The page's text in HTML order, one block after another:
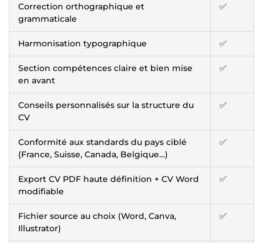
Correction orthographique et
grammaticale
✅
Harmonisation typographique ✅
Section compétences claire et bien mise
en avant
✅
Conseils personnalisés sur la structure du
CV
✅
Conformité aux standards du pays ciblé
(France, Suisse, Canada, Belgique…)
✅
Export CV PDF haute définition + CV Word
modifiable
✅
Fichier source au choix (Word, Canva,
Illustrator)
✅